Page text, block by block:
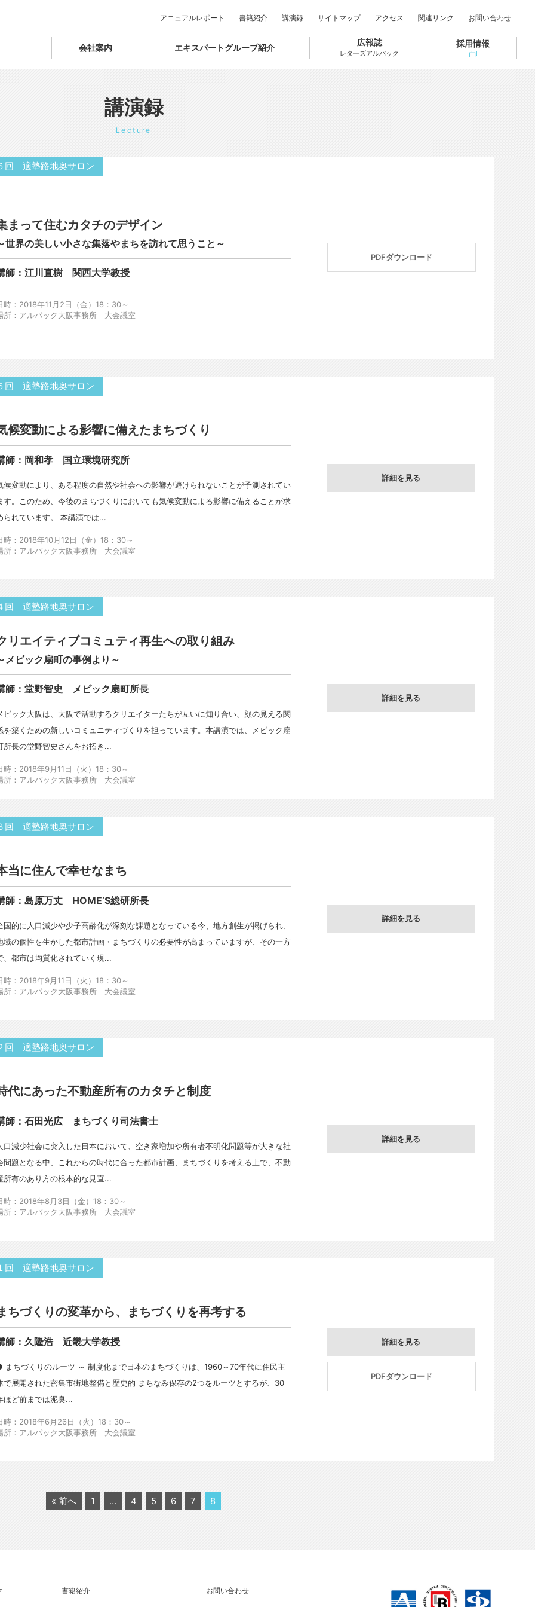
会社案内 エキスパートグループ紹介
広報誌
レターズアルパック
採用情報
アニュアルレポート 書籍紹介 講演録 サイトマップ アクセス 関連リンク お問い合わせ
講演録
Lecture
回 適塾路地奥サロン
まって住むカタチのデザイン
世界の美しい小さな集落やまちを訪れて思うこと～
師：江川直樹 関西大学教授
時：2018年11月2日（金）18：30～
所：アルパック大阪事務所 大会議室
PDFダウンロード
回 適塾路地奥サロン
候変動による影響に備えたまちづくり
師：岡和孝 国立環境研究所
候変動により、ある程度の自然や社会への影響が避けられないことが予測されてい
す。このため、今後のまちづくりにおいても気候変動による影響に備えることが求
られています。 本講演では...
時：2018年10月12日（金）18：30～
所：アルパック大阪事務所 大会議室
詳細を見る
回 適塾路地奥サロン
リエイティブコミュティ再生への取り組み
メビック扇町の事例より～
師：堂野智史 メビック扇町所長
ビック大阪は、大阪で活動するクリエイターたちが互いに知り合い、顔の見える関
を築くための新しいコミュニティづくりを担っています。本講演では、メビック扇
所長の堂野智史さんをお招き...
時：2018年9月11日（火）18：30～
所：アルパック大阪事務所 大会議室
詳細を見る
回 適塾路地奥サロン
当に住んで幸せなまち
師：島原万丈 HOME’S総研所長
国的に人口減少や少子高齢化が深刻な課題となっている今、地方創生が掲げられ、
域の個性を生かした都市計画・まちづくりの必要性が高まっていますが、その一方
、都市は均質化されていく現...
時：2018年9月11日（火）18：30～
所：アルパック大阪事務所 大会議室
詳細を見る
回 適塾路地奥サロン
代にあった不動産所有のカタチと制度
師：石田光広 まちづくり司法書士
口減少社会に突入した日本において、空き家増加や所有者不明化問題等が大きな社
問題となる中、これからの時代に合った都市計画、まちづくりを考える上で、不動
所有のあり方の根本的な見直...
時：2018年8月3日（金）18：30～
所：アルパック大阪事務所 大会議室
詳細を見る
回 適塾路地奥サロン
ちづくりの変革から、まちづくりを再考する
師：久隆浩 近畿大学教授
まちづくりのルーツ ～ 制度化まで日本のまちづくりは、1960～70年代に住民主
で展開された密集市街地整備と歴史的 まちなみ保存の2つをルーツとするが、30
ほど前までは泥臭...
時：2018年6月26日（火）18：30～
所：アルパック大阪事務所 大会議室
詳細を見る
PDFダウンロード
« 前へ 1 … 4 5 6 7 8
書籍紹介 お問い合わせ